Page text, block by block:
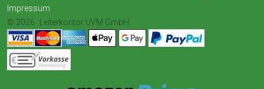
Impressum
© 2026
Leiterkontor UVM GmbH